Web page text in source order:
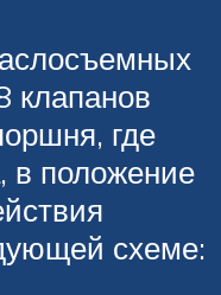
клапанов
где
в положение
схеме: